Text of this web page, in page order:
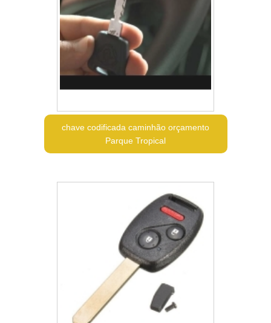
chave codificada caminhão orçamento
Parque Tropical